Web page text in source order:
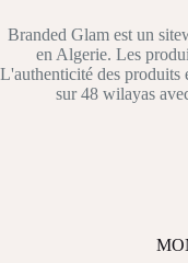
Branded Glam est un
en Algerie. Les
L'authenticité des produits
sur 48 wilayas